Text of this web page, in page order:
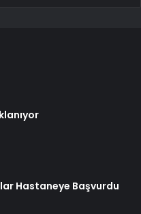
Hastaneye Başvurdu